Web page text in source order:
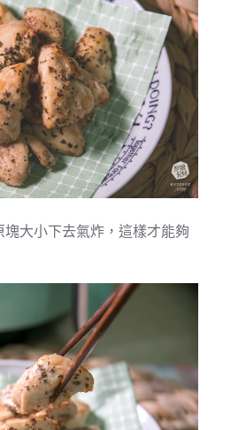
大小下去氣炸，這樣才能夠